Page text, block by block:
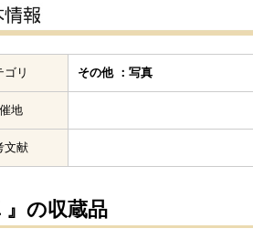
ゴリ その他 ：写真
地
文献
』の収蔵品